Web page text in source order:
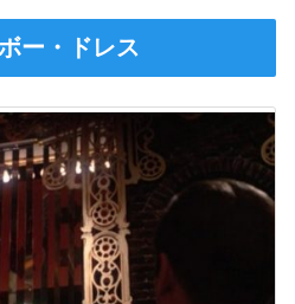
ー・ドレス